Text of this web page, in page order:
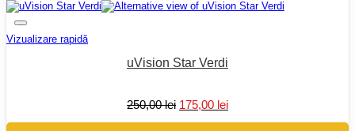
Vizualizare rapidă
uVision Star Verdi
250,00lei Prețul
175,00 leiPrețul